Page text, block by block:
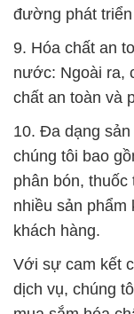
đường phát
9. Hóa chất an
nước: Ngoài ra,
chất an toàn và
10. Đa dạng
chúng tôi bao
phân bón,
nhiều sản phẩm
khách hàng.
Với sự cam kết
dịch vụ, chúng